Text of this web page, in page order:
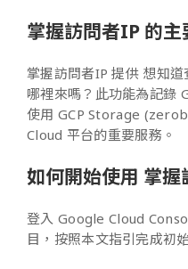
掌握訪問者IP 的主
掌握訪問者IP 提供 想知
哪裡來嗎？此功能為記錄
使用 GCP Storage
Cloud 平台的重要服務。
如何開始使用 掌握
登入 Google Cloud
目，按照本文指引完成初